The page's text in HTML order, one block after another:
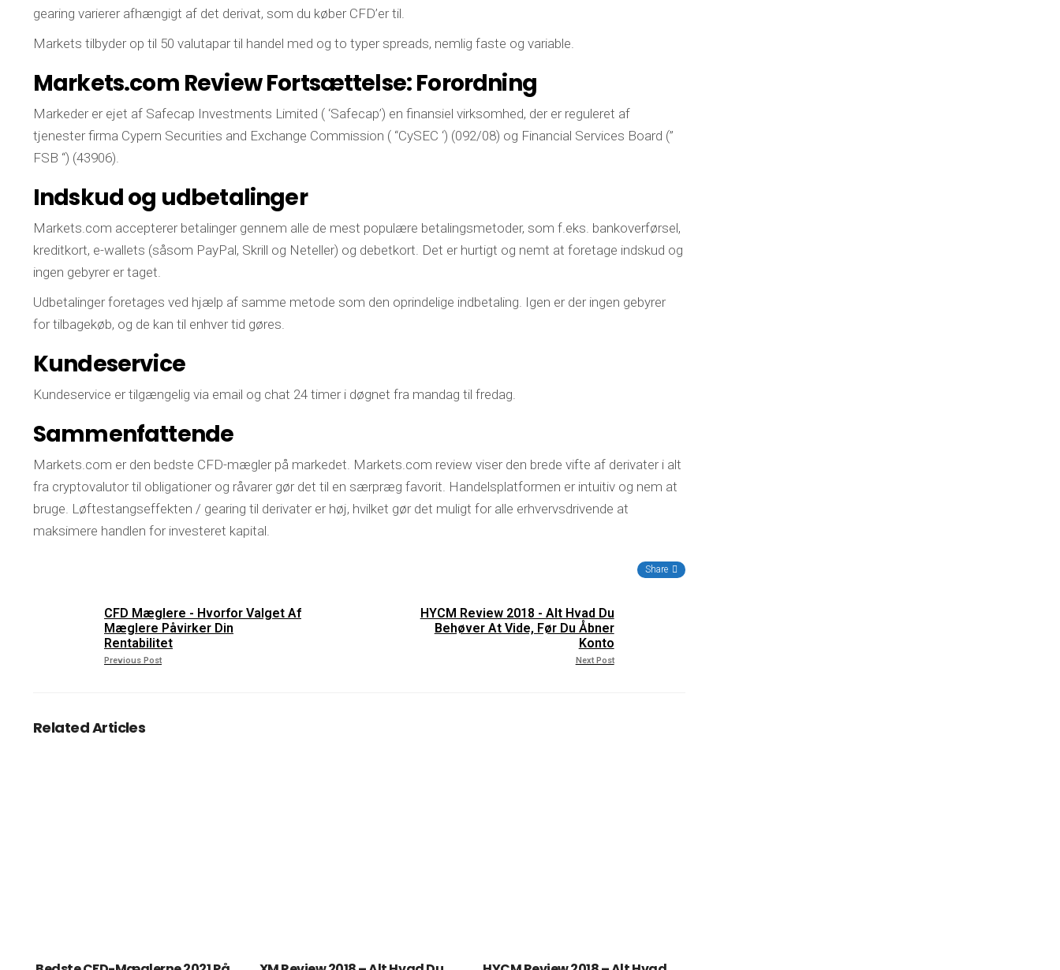
gearing varierer afhængigt af det derivat, som du køber CFD’er til.
Markets tilbyder op til 50 valutapar til handel med og to typer spreads, nemlig faste og variable.
Markets.com Review Fortsættelse: Forordning
Markeder er ejet af Safecap Investments Limited ( ‘Safecap’) en finansiel virksomhed, der er reguleret af
tjenester firma Cypern Securities and Exchange Commission ( “CySEC ‘) (092/08) og Financial Services Board (”
FSB “) (43906).
Indskud og udbetalinger
Markets.com accepterer betalinger gennem alle de mest populære betalingsmetoder, som f.eks. bankoverførsel,
kreditkort, e-wallets (såsom PayPal, Skrill og Neteller) og debetkort. Det er hurtigt og nemt at foretage indskud og
ingen gebyrer er taget.
Udbetalinger foretages ved hjælp af samme metode som den oprindelige indbetaling. Igen er der ingen gebyrer
for tilbagekøb, og de kan til enhver tid gøres.
Kundeservice
Kundeservice er tilgængelig via email og chat 24 timer i døgnet fra mandag til fredag.
Sammenfattende
Markets.com er den bedste CFD-mægler på markedet. Markets.com review viser den brede vifte af derivater i alt
fra cryptovalutor til obligationer og råvarer gør det til en særpræg favorit. Handelsplatformen er intuitiv og nem at
bruge. Løftestangseffekten / gearing til derivater er høj, hvilket gør det muligt for alle erhvervsdrivende at
maksimere handlen for investeret kapital.
Share
CFD Mæglere - Hvorfor Valget Af
Mæglere Påvirker Din
Rentabilitet
Previous Post
HYCM Review 2018 - Alt Hvad Du
Behøver At Vide, Før Du Åbner
Konto
Next Post
Related Articles